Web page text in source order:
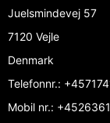
Juelsmindevej 57
7120 Vejle
Denmark
Telefonnr.:
Mobil nr.: